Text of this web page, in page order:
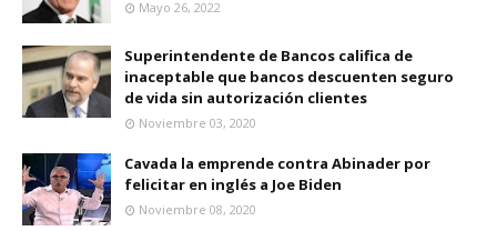
Mayo 26, 2022
Superintendente de Bancos califica de
inaceptable que bancos descuenten seguro
de vida sin autorización clientes
Noviembre 03, 2020
Cavada la emprende contra Abinader por
felicitar en inglés a Joe Biden
Noviembre 08, 2020